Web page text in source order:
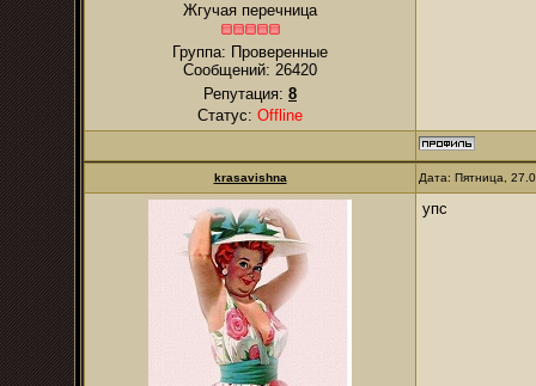
Жгучая перечница
Группа: Проверенные
Сообщений: 26420
Репутация: 8
Статус: Offline
krasavishna Дата: Пятница,
упс